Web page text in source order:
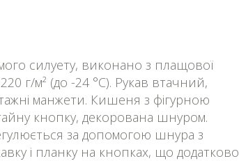
силуету, виконано з плащової
г/м² (до -24 °C). Рукав втачний,
манжети. Кишеня з фігурною
кнопку, декорована шнуром.
за допомогою шнура з
і планку на кнопках, що додатково